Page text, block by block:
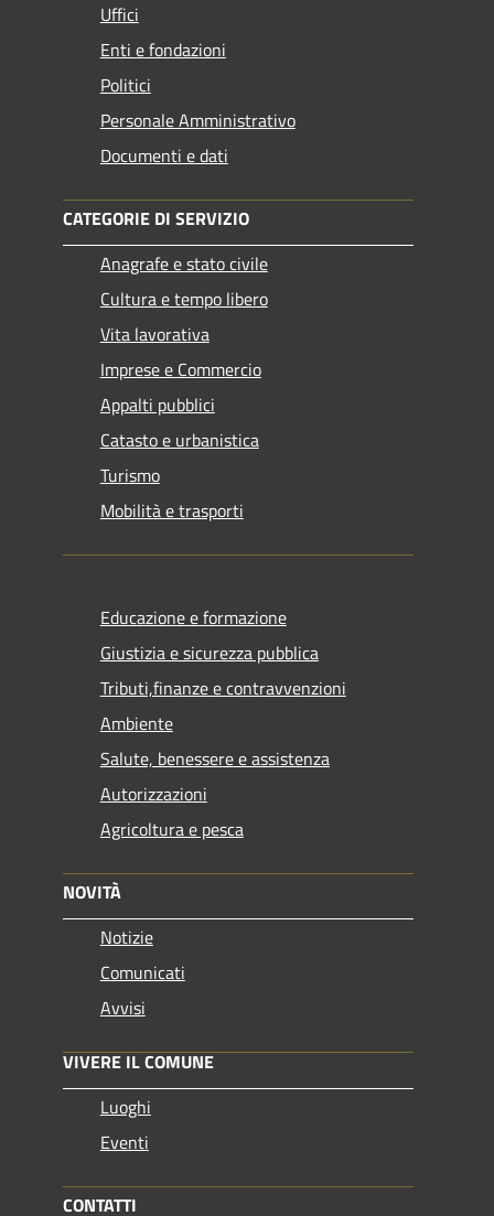
Uffici
Enti e fondazioni
Politici
Personale Amministrativo
Documenti e dati
CATEGORIE DI SERVIZIO
Anagrafe e stato civile
Cultura e tempo libero
Vita lavorativa
Imprese e Commercio
Appalti pubblici
Catasto e urbanistica
Turismo
Mobilità e trasporti
Educazione e formazione
Giustizia e sicurezza pubblica
Tributi,finanze e contravvenzioni
Ambiente
Salute, benessere e assistenza
Autorizzazioni
Agricoltura e pesca
NOVITÀ
Notizie
Comunicati
Avvisi
VIVERE IL COMUNE
Luoghi
Eventi
CONTATTI